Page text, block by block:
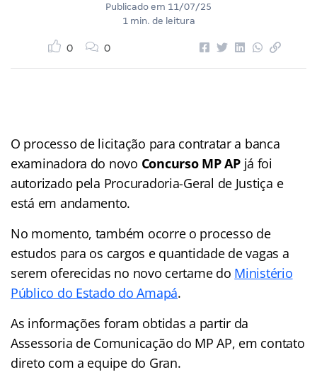
Publicado em 11/07/25
1 min. de leitura
0 0
O processo de licitação para contratar a banca
examinadora do novo Concurso MP APjá foi
autorizado pela Procuradoria-Geral de Justiça e
está em andamento.
No momento, também ocorre o processo de
estudos para os cargos e quantidade de vagas a
serem oferecidas no novo certame do Ministério
Público do Estado do Amapá.
As informações foram obtidas a partir da
Assessoria de Comunicação do MP AP, em contato
direto com a equipe do Gran.